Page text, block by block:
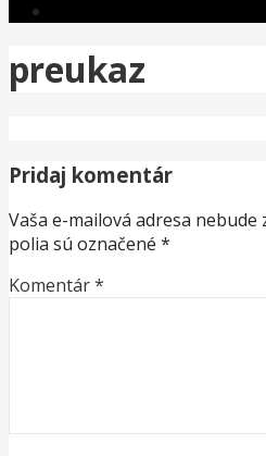
preukaz
Pridaj komentár
Vaša e-mailová adresa nebude
polia sú označené *
Komentár*